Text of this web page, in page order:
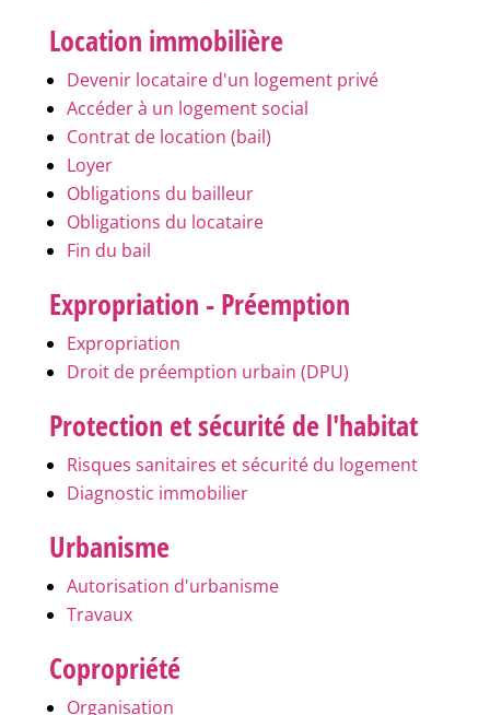
Location immobilière
Devenir locataire d'un logement privé
Accéder à un logement social
Contrat de location (bail)
Loyer
Obligations du bailleur
Obligations du locataire
Fin du bail
Expropriation - Préemption
Expropriation
Droit de préemption urbain (DPU)
Protection et sécurité de l'habitat
Risques sanitaires et sécurité du logement
Diagnostic immobilier
Urbanisme
Autorisation d'urbanisme
Travaux
Copropriété
Organisation